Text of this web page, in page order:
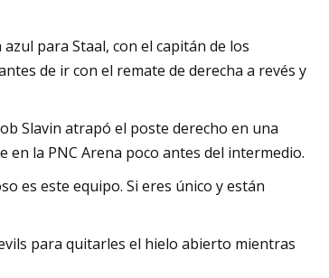
para Staal, con el capitán de los
de ir con el remate de derecha a revés y
Slavin atrapó el poste derecho en una
la PNC Arena poco antes del intermedio.
es este equipo. Si eres único y están
para quitarles el hielo abierto mientras